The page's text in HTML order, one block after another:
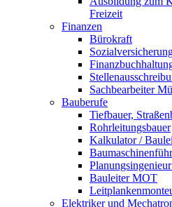
Freizeit
Finanzen
Bürokraft
Sachbearbeiter
Bauberufe
Tiefbauer,
Rohrleitungsbauer
Kalkulator /
Bauleiter MOT
Elektriker und